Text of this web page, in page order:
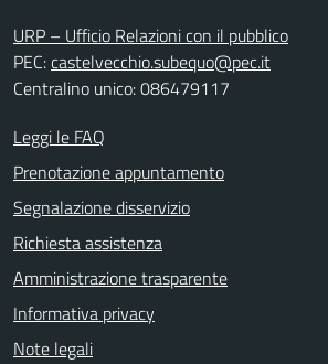
URP – Ufficio Relazioni con il pubblico
PEC:castelvecchio.subequo@pec.it
Centralino unico: 086479117
Leggi le FAQ
Prenotazione appuntamento
Segnalazione disservizio
Richiesta assistenza
Amministrazione trasparente
Informativa privacy
Note legali